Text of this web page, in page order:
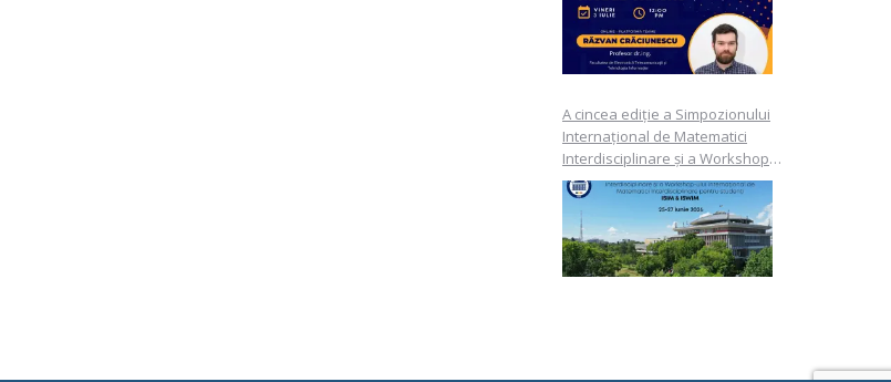
A cincea ediție a Simpozionului
Internațional de Matematici
Interdisciplinare și a Workshop-
ului Internațional de Matematici
Interdisciplinare pentru studenți
ISIM & ISWIM